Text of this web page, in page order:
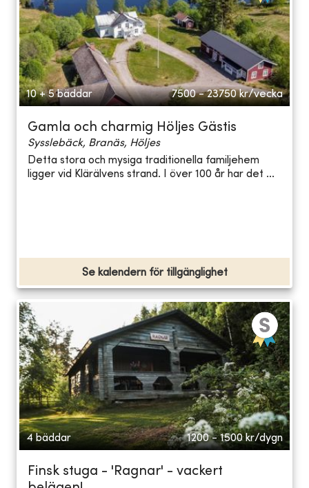
10 + 5 bäddar 7500 - 23750 kr/vecka
Gamla och charmig Höljes Gästis
Sysslebäck, Branäs, Höljes
Detta stora och mysiga traditionella familjehem
ligger vid Klärälvens strand. I över 100 år har det ...
Se kalendern för tillgänglighet
4 bäddar 1200 - 1500 kr/dygn
Finsk stuga - 'Ragnar' - vackert